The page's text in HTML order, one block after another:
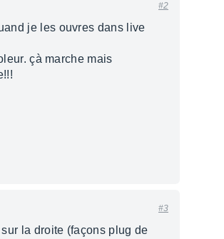
#2
je les ouvres dans live
çà marche mais
#3
la droite (façons plug de